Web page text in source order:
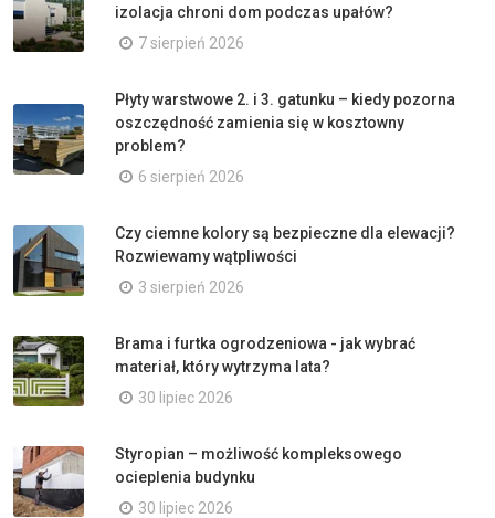
izolacja chroni dom podczas upałów?
7 sierpień 2026
Płyty warstwowe 2. i 3. gatunku – kiedy pozorna
oszczędność zamienia się w kosztowny
problem?
6 sierpień 2026
Czy ciemne kolory są bezpieczne dla elewacji?
Rozwiewamy wątpliwości
3 sierpień 2026
Brama i furtka ogrodzeniowa - jak wybrać
materiał, który wytrzyma lata?
30 lipiec 2026
Styropian – możliwość kompleksowego
ocieplenia budynku
30 lipiec 2026